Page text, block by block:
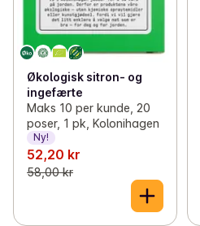
Økologisk sitron- og
ingefærte
Maks 10 per kunde, 20
poser, 1 pk, Kolonihagen
Ny!
52,20 kr
58,00 kr